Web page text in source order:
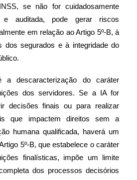
se não for cuidadosamente
e auditada, pode gerar riscos
em relação ao Artigo 5º-B, à
dos segurados e à integridade do
descaracterização do caráter
dos servidores. Se a IA for
decisões finais ou para realizar
que impactem direitos sem a
humana qualificada, haverá um
5º-B, que estabelece o caráter
finalísticas, impõe um limite
dos processos decisórios